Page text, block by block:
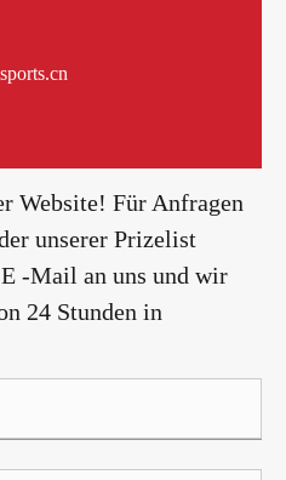
Website! Für Anfragen
unserer Prizelist
-Mail an uns und wir
24 Stunden in